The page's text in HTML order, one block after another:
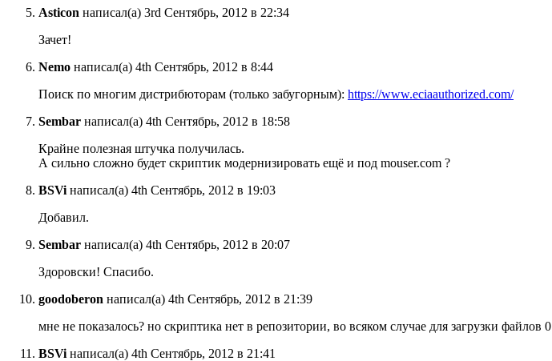
Asticon написал(а) 3rd Сентябрь, 2012 в 22:34
Зачет!
Nemo написал(а) 4th Сентябрь, 2012 в 8:44
Поиск по многим дистрибюторам (только забугорным): https://www.eciaauthorized.com/
Sembar написал(а) 4th Сентябрь, 2012 в 18:58
Крайне полезная штучка получилась.
А сильно сложно будет скриптик модернизировать ещё и под mouser.com ?
BSVi написал(а) 4th Сентябрь, 2012 в 19:03
Добавил.
Sembar написал(а) 4th Сентябрь, 2012 в 20:07
Здоровски! Спасибо.
goodoberon написал(а) 4th Сентябрь, 2012 в 21:39
мне не показалось? но скриптика нет в репозитории, во всяком случае для загрузки файлов 0
BSVi написал(а) 4th Сентябрь, 2012 в 21:41